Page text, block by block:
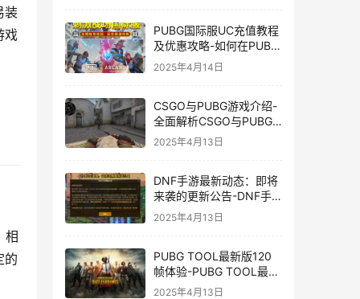
装
戏
相
的
PUBG国际服UC充值教程
及优惠攻略-如何在PUBG
国际服中进行高效且安全
的UC充值
2025年4月14日
CSGO与PUBG游戏介绍-
全面解析CSGO与PUBG
这两款热门射击游戏
2025年4月13日
DNF手游最新动态：即将
来袭的更新公告-DNF手
游最新消息与更新时间表
2025年4月13日
PUBG TOOL最新版120
帧体验-PUBG TOOL最新
版120帧游戏体验优化
2025年4月13日